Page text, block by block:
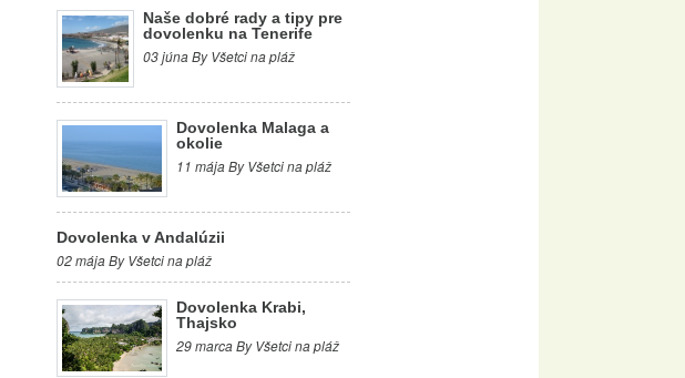
Naše dobré rady a tipy pre
dovolenku na Tenerife
03 júna By Všetci na pláž
Dovolenka Malaga a
okolie
11 mája By Všetci na pláž
Dovolenka v Andalúzii
02 mája By Všetci na pláž
Dovolenka Krabi,
Thajsko
29 marca By Všetci na pláž